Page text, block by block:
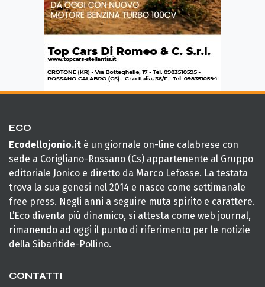
ECO
Ecodellojonio.it è un giornale on-line calabrese con
sede a Corigliano-Rossano (Cs) appartenente al Gruppo
editoriale Jonico e diretto da Marco Lefosse. La testata
trova la sua genesi nel 2014 e nasce come settimanale
free press. Negli anni a seguire muta spirito e carattere.
L’Eco diventa più dinamico, si attesta come web journal,
rimanendo ad oggi il punto di riferimento per le notizie
della Sibaritide-Pollino.
CONTATTI